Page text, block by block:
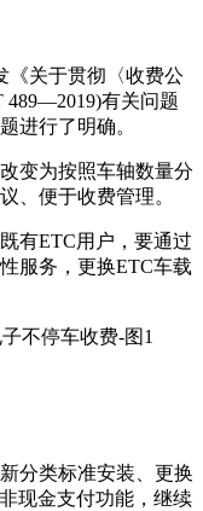
《关于贯彻〈收费公
489—2019)有关问题
进行了明确。
变为按照车轴数量分
、便于收费管理。
有ETC用户，要通过
服务，更换ETC车载
分类标准安装、更换
现金支付功能，继续